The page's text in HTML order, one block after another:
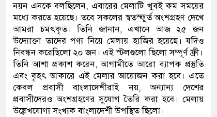
নয়ন এনকে বলছিলেন, এবারের মেলাটি খুবই কম সময়ের
মধ্যে করতে হয়েছে। তবে সকলের স্বতস্ফুর্ত অংশগ্রহণ দেখে
আমরা চমৎকৃত। তিনি জানান, এখানে আজ ২৫ জন
উদ্যোক্তা তাদের পণ্য নিয়ে মেলায় হাজির হয়েছে। যদিও
নিবন্ধন করেছিলো ২০ জন। এই স্টলগুলো ছিলো সম্পূর্ণ ফ্রী।
তিনি আশা প্রকাশ করেন, আগামীতে আরো ব্যাপক প্রস্তুতি
এবং বৃহৎ আকারে এই মেলার আয়োজন করা হবে। এতে
কেবল প্রবাসী বাংলাদেশীরাই নয়, অন্যান্য দেশের
প্রবাসীদেরও অংশগ্রহণের সুযোগ তৈরি করা হবে। মেলায়
উল্লেখযোগ্য সংখ্যক বাংলাদেশী উপস্থিত ছিলো।